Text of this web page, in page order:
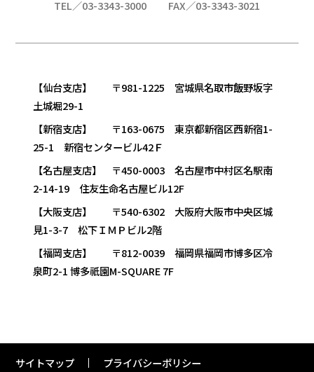
TEL／03-3343-3000
FAX／03-3343-3021
【仙台支店】 〒981-1225 宮城県名取市飯野坂字
土城堀29-1
【新宿支店】 〒163-0675 東京都新宿区西新宿1-
25-1 新宿センタービル42Ｆ
【名古屋支店】 〒450-0003 名古屋市中村区名駅南
2-14-19 住友生命名古屋ビル12F
【大阪支店】 〒540-6302 大阪府大阪市中央区城
見1-3-7 松下ＩＭＰビル2階
【福岡支店】 〒812-0039 福岡県福岡市博多区冷
泉町2-1 博多祇園M-SQUARE 7F
サイトマップ プライバシーポリシー